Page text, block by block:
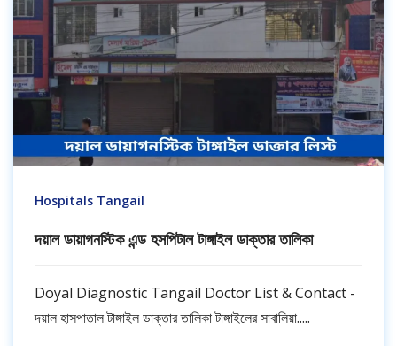
Hospitals Tangail
দয়াল ডায়াগনস্টিক এন্ড হসপিটাল টাঙ্গাইল ডাক্তার তালিকা
Doyal Diagnostic Tangail Doctor List & Contact -
দয়াল হাসপাতাল টাঙ্গাইল ডাক্তার তালিকা টাঙ্গাইলের সাবালিয়া.....